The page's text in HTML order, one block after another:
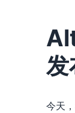
发
今天